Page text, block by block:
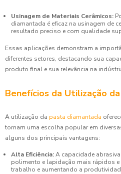
Usinagem de Materiais Cerâmicos:
diamantada é eficaz na usinagem de
resultado preciso e com qualidade
Essas aplicações demonstram a
diferentes setores, destacando sua
produto final e sua relevância na
Benefícios da Utilização
A utilização da pasta diamantada
tornam uma escolha popular em
alguns dos principais vantagens:
Alta Eficiência:A capacidade
polimento e lapidação mais rápidos
trabalho e aumentando a